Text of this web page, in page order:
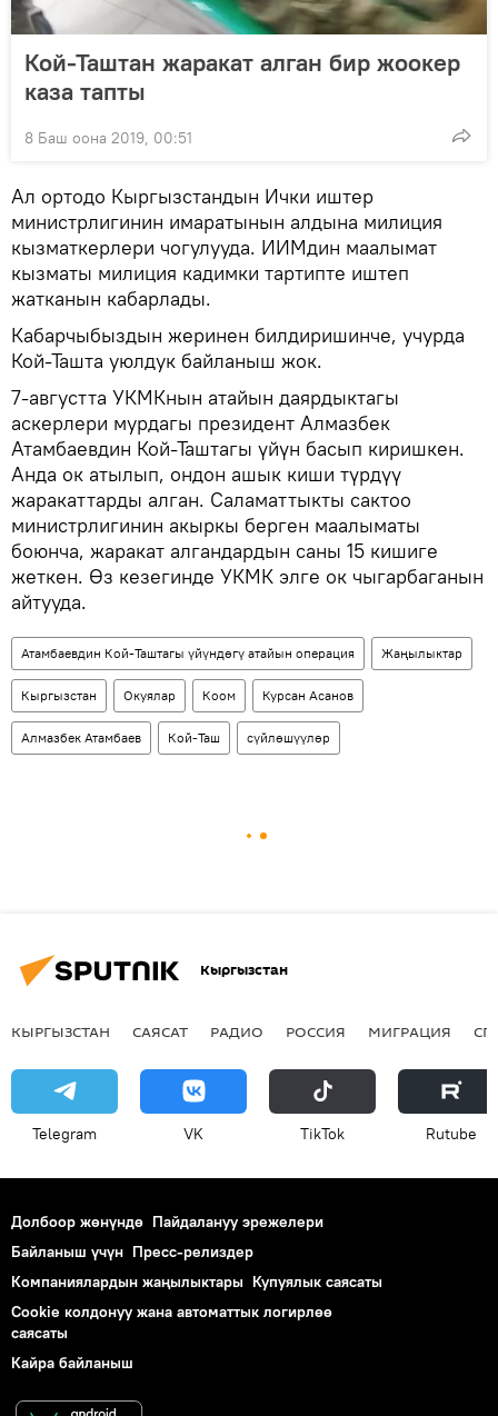
Кой-Таштан жаракат алган бир жоокер
каза тапты
8 Баш оона 2019, 00:51
Ал ортодо Кыргызстандын Ички иштер
министрлигинин имаратынын алдына милиция
кызматкерлери чогулууда. ИИМдин маалымат
кызматы милиция кадимки тартипте иштеп
жатканын кабарлады.
Кабарчыбыздын жеринен билдиришинче, учурда
Кой-Ташта уюлдук байланыш жок.
7-августта УКМКнын атайын даярдыктагы
аскерлери мурдагы президент Алмазбек
Атамбаевдин Кой-Таштагы үйүн басып киришкен.
Анда ок атылып, ондон ашык киши түрдүү
жаракаттарды алган. Саламаттыкты сактоо
министрлигинин акыркы берген маалыматы
боюнча, жаракат алгандардын саны 15 кишиге
жеткен. Өз кезегинде УКМК элге ок чыгарбаганын
айтууда.
Атамбаевдин Кой-Таштагы үйүндөгү атайын операция Жаңылыктар
Кыргызстан Окуялар Коом Курсан Асанов
Алмазбек Атамбаев Кой-Таш сүйлөшүүлөр
Кыргызстан
КЫРГЫЗСТАН САЯСАТ РАДИО РОССИЯ МИГРАЦИЯ
Telegram VK ТikТоk Rutube
Долбоор жөнүндө Пайдалануу эрежелери
Байланыш үчүн Пресс-релиздер
Компаниялардын жаңылыктары Купуялык саясаты
Cookie колдонуу жана автоматтык логирлөө
саясаты
Кайра байланыш